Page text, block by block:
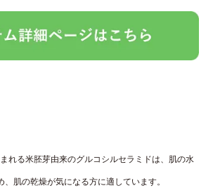
れる米胚芽由来のグルコシルセラミドは、肌の水
肌の乾燥が気になる方に適しています。